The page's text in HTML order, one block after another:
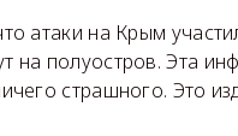
атаки на Крым
на полуостров. Эта
страшного. Это